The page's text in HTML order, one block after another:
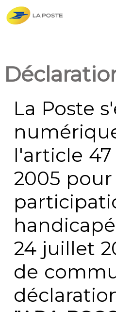
La Poste
l'article 47
2005 pour
24 juillet
de